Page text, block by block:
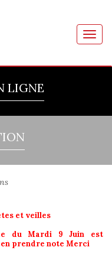
LIGNE
et veilles
du Mardi 9 Juin est
en prendre note Merci